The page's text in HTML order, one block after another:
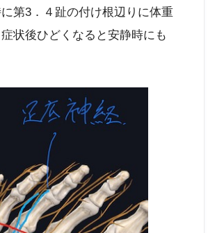
第3．４趾の付け根辺りに体重
状後ひどくなると安静時にも